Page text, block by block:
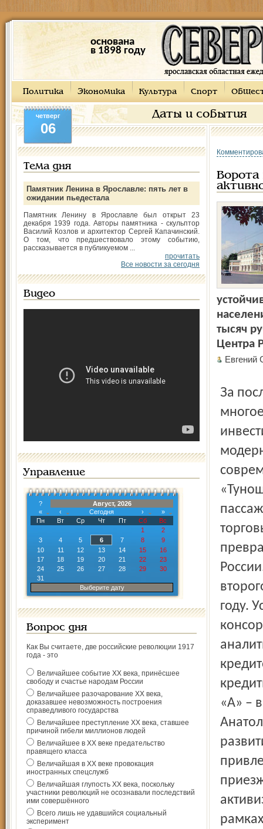
основана
в 1898 году
Политика Экономика Культура Спорт
Даты и события
четверг
06
Тема дня
Памятник Ленина в Ярославле: пять лет в
ожидании пьедестала
Памятник Ленину в Ярославле был открыт 23
декабря 1939 года. Авторы памятника - скульптор
Василий Козлов и архитектор Сергей Капачинский.
О том, что предшествовало этому событию,
рассказывается в публикуемом ...
прочитать
Все новости за сегодня
Видео
Управление
?
Август, 2026
«
‹ Сегодня ›
»
Пн
Вт Ср Чт Пт Сб
Вс
1
2
3
4 5 6 7 8
9
10
11 12 13 14 15
16
17
18 19 20 21 22
23
24
25 26 27 28 29
30
31
Выберите дату
Вопрос дня
Как Вы считаете, две российские революции 1917
года - это
Величайшее событие ХХ века, принёсшее
свободу и счастье народам России
Величайшее разочарование ХХ века,
доказавшее невозможность построения
справедливого государства
Величайшее преступление ХХ века, ставшее
причиной гибели миллионов людей
Величайшее в ХХ веке предательство
правящего класса
Величайшая в ХХ веке провокация
иностранных спецслужб
Величайшая глупость ХХ века, поскольку
участники революций не осознавали последствий
ими совершённого
Всего лишь не удавшийся социальный
эксперимент
Ворота
тысяч
Центра
За последние годы администрация региона сделала
году.
«А» –